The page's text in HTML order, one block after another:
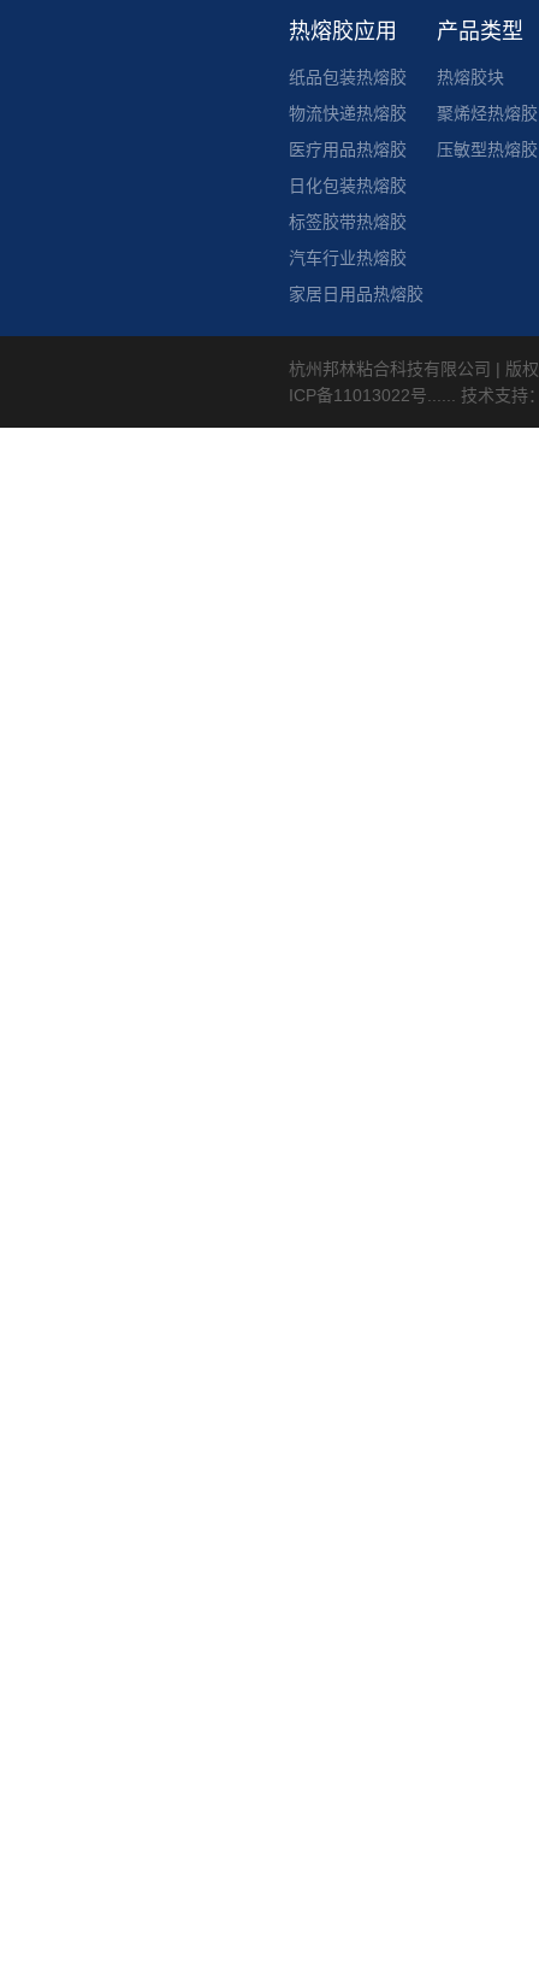
热熔胶应用
纸品包装热熔胶
物流快递热熔胶
医疗用品热熔胶
日化包装热熔胶
标签胶带热熔胶
汽车行业热熔胶
家居日用品热熔胶
产品类型
热熔胶块
聚烯烃热熔胶
压敏型热熔胶
杭州邦林粘合科技有限公司 | 版
ICP备11013022号 ...... 技术支持